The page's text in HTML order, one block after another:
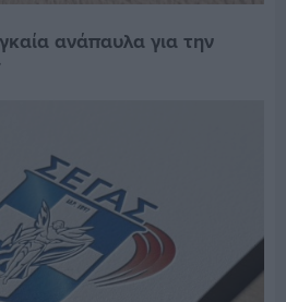
ανάπαυλα για την